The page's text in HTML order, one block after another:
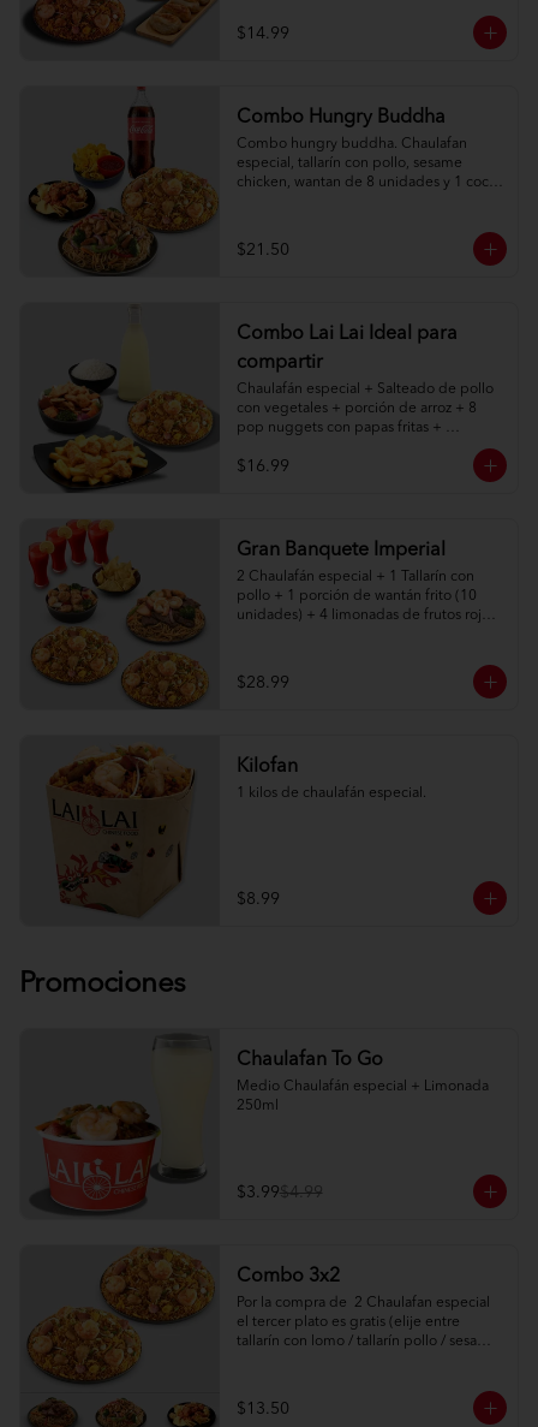
$14.99
Combo Hungry Buddha
Combo hungry buddha. Chaulafan
especial, tallarín con pollo, sesame
chicken, wantan de 8 unidades y 1 coca
$21.50
Combo Lai Lai Ideal para
compartir
Chaulafán especial + Salteado de pollo
con vegetales + porción de arroz + 8
pop nuggets con papas fritas +
$16.99
Gran Banquete Imperial
2 Chaulafán especial + 1 Tallarín con
pollo + 1 porción de wantán frito (10
unidades) + 4 limonadas de frutos rojos.
$28.99
Kilofan
1 kilos de chaulafán especial.
$8.99
Promociones
Chaulafan To Go
Medio Chaulafán especial + Limonada
250ml
$3.99$4.99
Combo 3x2
Por la compra de  2 Chaulafan especial
el tercer plato es gratis (elije entre
tallarín con lomo / tallarín pollo / sesame
$13.50